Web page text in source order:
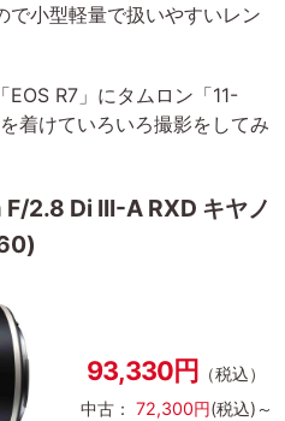
で小型軽量で扱いやすいレン
R7」にタムロン「11-
着けていろいろ撮影をしてみ
2.8 Di III-A RXD キヤノ
93,330円
（税込）
中古： 72,300円(税込)～